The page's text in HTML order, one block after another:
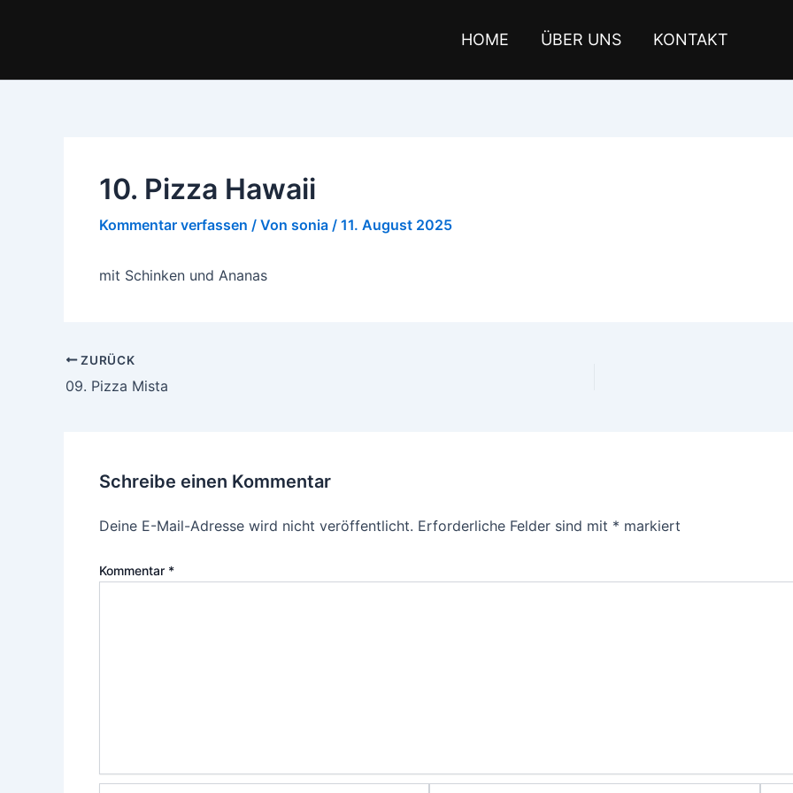
HOME ÜBER UNS KONTAKT
10. Pizza Hawaii
Kommentar verfassen / Von sonia / 11. August 2025
mit Schinken und Ananas
ZURÜCK
09. Pizza Mista
Schreibe einen Kommentar
Deine E-Mail-Adresse wird nicht veröffentlicht. Erforderliche Felder sind mit * markiert
Kommentar *